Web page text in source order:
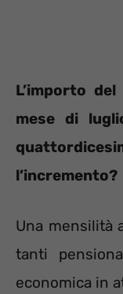
L’importo
mese di
l’incremento?
Una mensilità
tanti
economica in